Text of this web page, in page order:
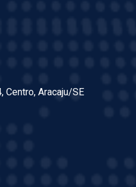
Centro, Aracaju/SE